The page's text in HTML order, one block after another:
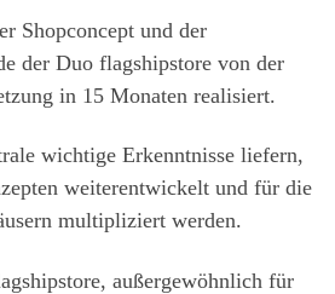
Shopconcept und der
der Duo flagshipstore von der
in 15 Monaten realisiert.
wichtige Erkenntnisse liefern,
weiterentwickelt und für die
multipliziert werden.
außergewöhnlich für